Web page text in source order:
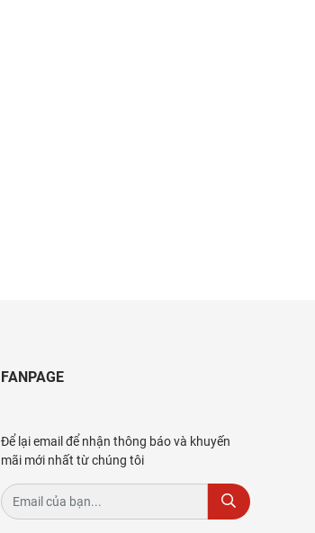
FANPAGE
Để lại email để nhận thông báo và khuyến
mãi mới nhất từ chúng tôi